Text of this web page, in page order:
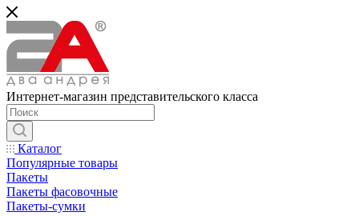
Интернет-магазин представительского класса
Каталог
Популярные товары
Пакеты
Пакеты фасовочные
Пакеты-сумки